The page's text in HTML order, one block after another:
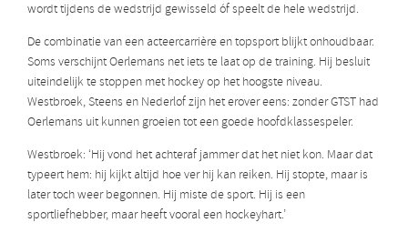
wordt tijdens de wedstrijd gewisseld óf speelt de hele wedstrijd.
De combinatie van een acteercarrière en topsport blijkt onhoudbaar.
Soms verschijnt Oerlemans net iets te laat op de training. Hij besluit
uiteindelijk te stoppen met hockey op het hoogste niveau.
Westbroek, Steens en Nederlof zijn het erover eens: zonder GTST had
Oerlemans uit kunnen groeien tot een goede hoofdklassespeler.
Westbroek: ‘Hij vond het achteraf jammer dat het niet kon. Maar dat
typeert hem: hij kijkt altijd hoe ver hij kan reiken. Hij stopte, maar is
later toch weer begonnen. Hij miste de sport. Hij is een
sportliefhebber, maar heeft vooral een hockeyhart.’